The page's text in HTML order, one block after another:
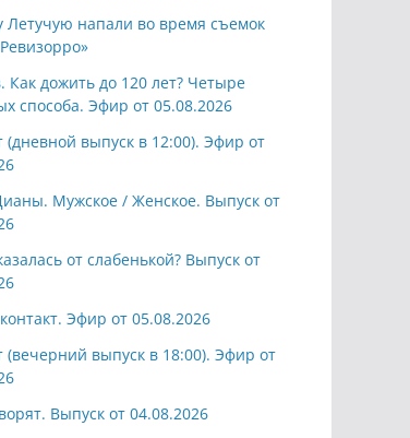
Летучую напали во время съемок
Как дожить до 120 лет? Четыре
способа. Эфир от 05.08.2026
(дневной выпуск в 12:00). Эфир от
Мужское / Женское. Выпуск от
от слабенькой? Выпуск от
Эфир от 05.08.2026
(вечерний выпуск в 18:00). Эфир от
Выпуск от 04.08.2026